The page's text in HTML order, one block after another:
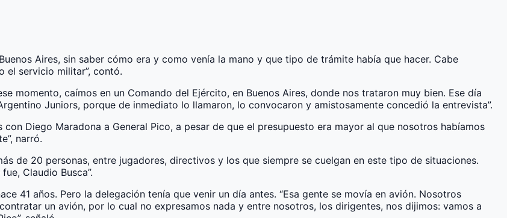
Aires, sin saber cómo era y como venía la mano y que tipo de trámite había que hacer. Cabe
el servicio militar”, contó.
momento, caímos en un Comando del Ejército, en Buenos Aires, donde nos trataron muy bien. Ese día
Juniors, porque de inmediato lo llamaron, lo convocaron y amistosamente concedió la entrevista”.
Diego Maradona a General Pico, a pesar de que el presupuesto era mayor al que nosotros habíamos
narró.
de 20 personas, entre jugadores, directivos y los que siempre se cuelgan en este tipo de situaciones.
Claudio Busca”.
41 años. Pero la delegación tenía que venir un día antes. “Esa gente se movía en avión. Nosotros
un avión, por lo cual no expresamos nada y entre nosotros, los dirigentes, nos dijimos: vamos a